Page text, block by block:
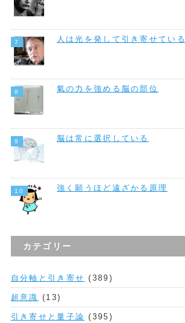
人は光を発して引き寄せている
氣の力を強める脳の部位
脳は常に選択している
強く願うほど遠ざかる原理
カテゴリー
自分軸と引き寄せ (389)
超意識 (13)
引き寄せと量子論 (395)